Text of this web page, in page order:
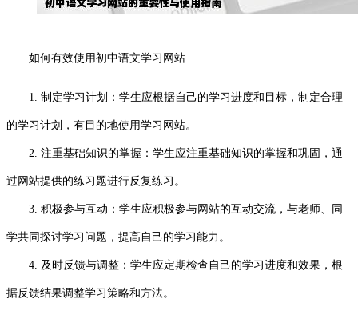
如何有效使用初中语文学习网站
1. 制定学习计划：学生应根据自己的学习进度和目标，制定合理
的学习计划，有目的地使用学习网站。
2. 注重基础知识的掌握：学生应注重基础知识的掌握和巩固，通
过网站提供的练习题进行反复练习。
3. 积极参与互动：学生应积极参与网站的互动交流，与老师、同
学共同探讨学习问题，提高自己的学习能力。
4. 及时反馈与调整：学生应定期检查自己的学习进度和效果，根
据反馈结果调整学习策略和方法。